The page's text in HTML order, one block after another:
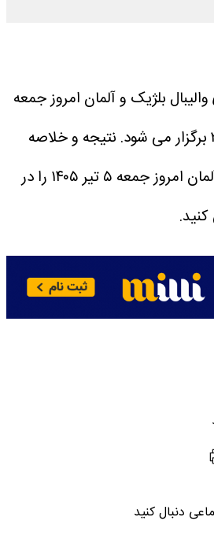
والیبال بلژیک و آلمان امروز جمعه
نتیجه و خلاصه
بازی والیبال بلژیک و آلمان امروز جمعه ۵ تیر ۱۴۰۵ را در
دنبال کنید